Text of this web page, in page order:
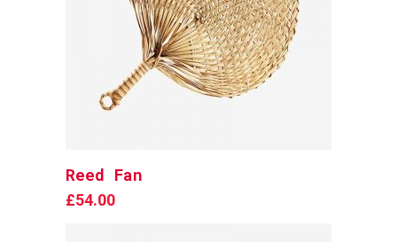
Reed Fan
£54.00